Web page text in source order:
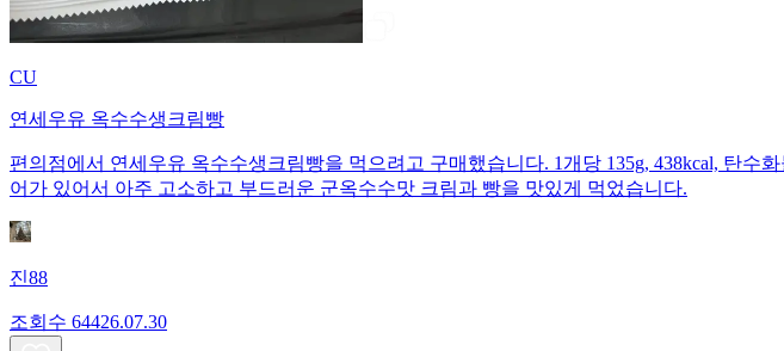
CU
연세우유 옥수수생크림빵
편의점에서 연세우유 옥수수생크림빵을 먹으려고 구매했습니다. 1개당 135g, 438kcal, 탄수
어가 있어서 아주 고소하고 부드러운 군옥수수맛 크림과 빵을 맛있게 먹었습니다.
진88
조회수 64426.07.30